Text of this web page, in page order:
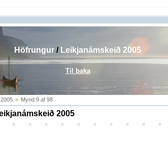
> Mynd 9 af 98
2005
Höfrungur / Leikjanámskeið 2005
Til baka